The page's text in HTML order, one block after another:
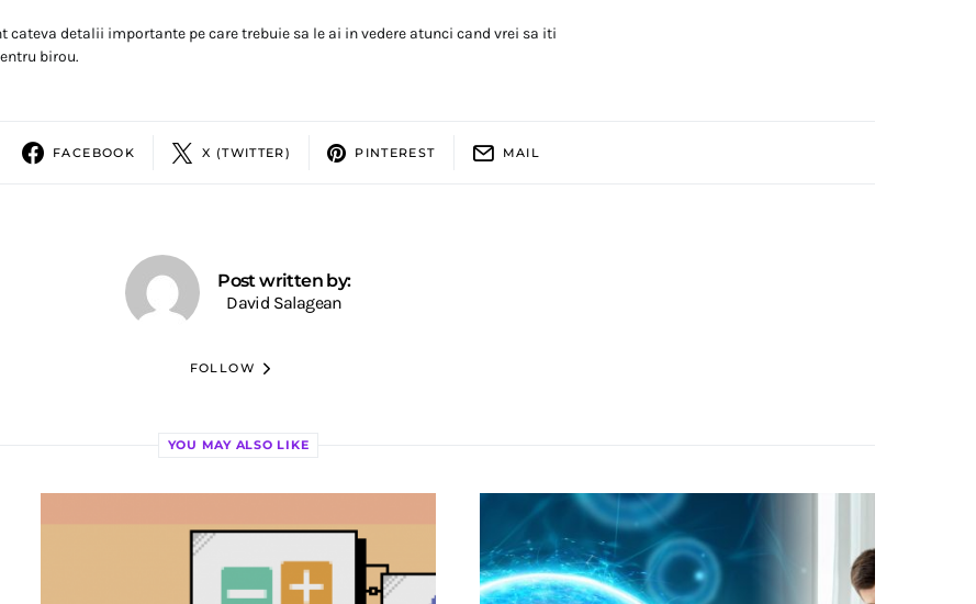
cateva detalii importante pe care trebuie sa le ai in vedere atunci cand vrei sa iti
birou.
FACEBOOK X (TWITTER) PINTEREST MAIL
Post written by:
David Salagean
FOLLOW
YOU MAY ALSO LIKE